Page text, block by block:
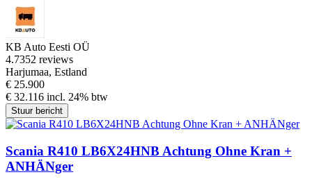
KB Auto Eesti OÜ
4.7352 reviews
Harjumaa, Estland
€ 25.900
€ 32.116 incl. 24% btw
Stuur bericht
Scania R410 LB6X24HNB Achtung Ohne Kran +
ANHÄNger